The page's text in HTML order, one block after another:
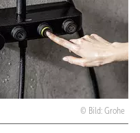
Bild: Grohe